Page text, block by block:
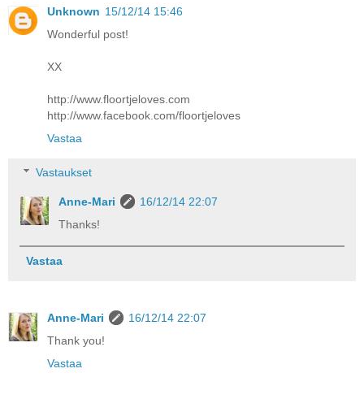
Unknown 15/12/14 15:46
Wonderful post!
XX
http://www.floortjeloves.com
http://www.facebook.com/floortjeloves
Vastaa
Vastaukset
Anne-Mari
16/12/14 22:07
Thanks!
Vastaa
Anne-Mari
16/12/14 22:07
Thank you!
Vastaa